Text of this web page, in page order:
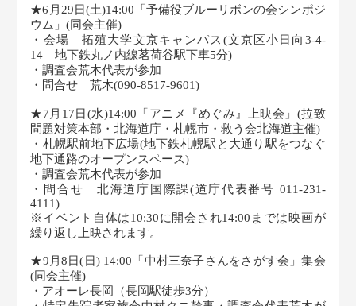
★6月29日(土)14:00「予備役ブルーリボンの会シンポジ
ウム」(同会主催)
・会場 拓殖大学文京キャンパス(文京区小日向3-4-
14 地下鉄丸ノ内線茗荷谷駅下車5分)
・調査会荒木代表が参加
・問合せ 荒木(090-8517-9601)
★7月17日(水)14:00「アニメ『めぐみ』上映会」(拉致
問題対策本部・北海道庁・札幌市・救う会北海道主催)
・札幌駅前地下広場(地下鉄札幌駅と大通り駅をつなぐ
地下通路のオープンスペース)
・調査会荒木代表が参加
・問合せ 北海道庁国際課(道庁代表番号 011-231-
4111)
※イベント自体は10:30に開会され14:00までは映画が
繰り返し上映されます。
★9月8日(日) 14:00「中村三奈子さんをさがす会」集会
(同会主催)
・アオーレ長岡（長岡駅徒歩3分）